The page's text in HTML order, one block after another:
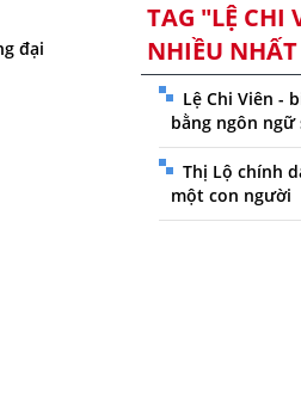
đại
TAG "LỆ CHI
NHIỀU NHẤT
Lệ Chi Viên -
bằng ngôn
Thị Lộ chính
một con người